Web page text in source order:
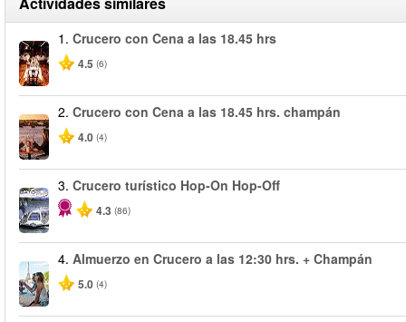
1. Crucero con Cena a las 18.45 hrs
4.5 (6)
2. Crucero con Cena a las 18.45 hrs. champán
4.0 (4)
3. Crucero turístico Hop-On Hop-Off
4.3 (86)
4. Almuerzo en Crucero a las 12:30 hrs. + Champán
5.0 (4)